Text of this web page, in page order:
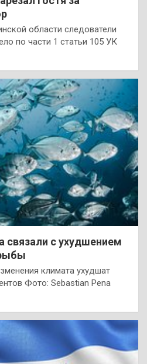
области следователи
по части 1 статьи 105 УК
связали с ухудшением
климата ухудшат
Фото: Sebastian Pena